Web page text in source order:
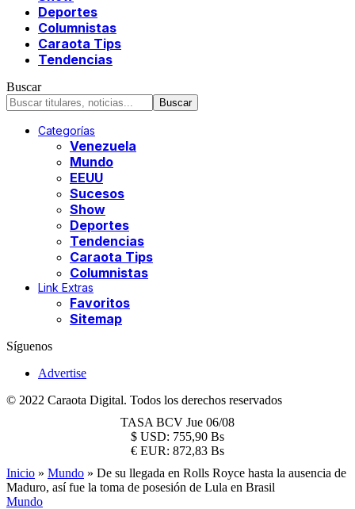
Deportes
Columnistas
Caraota Tips
Tendencias
Buscar
Categorías
Venezuela
Mundo
EEUU
Sucesos
Show
Deportes
Tendencias
Caraota Tips
Columnistas
Link Extras
Favoritos
Sitemap
Síguenos
Advertise
© 2022 Caraota Digital. Todos los derechos reservados
TASA BCV Jue 06/08
$ USD: 755,90 Bs
€ EUR: 872,83 Bs
Inicio » Mundo » De su llegada en Rolls Royce hasta la ausencia de
Maduro, así fue la toma de posesión de Lula en Brasil
Mundo